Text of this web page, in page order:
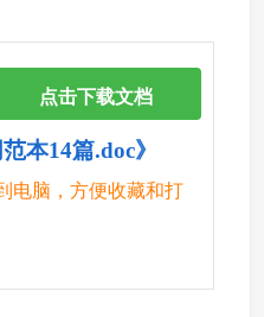
本14篇.doc》
电脑，方便收藏和打
点击下载文档